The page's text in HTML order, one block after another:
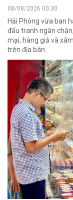
08/08/2026 00:30
Hải Phòng vừa ban
đấu tranh ngăn
mại, hàng giả và
trên địa bàn.